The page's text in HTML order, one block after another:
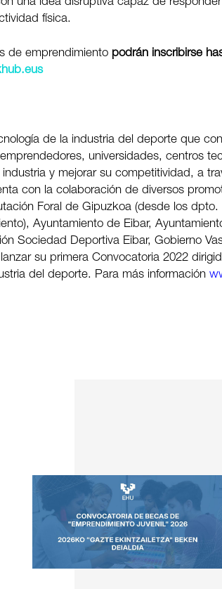
física.
de emprendimiento podrán inscribirse
de la industria del deporte que
universidades, centros
y mejorar su competitividad, a
con la colaboración de diversos
Foral de Gipuzkoa (desde los
Ayuntamiento de Eibar,
Sociedad Deportiva Eibar, Gobierno
su primera Convocatoria 2022
del deporte. Para más información